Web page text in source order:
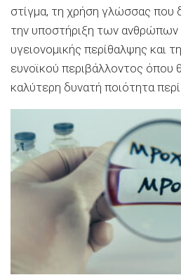
στίγμα, τη χρήση γλώσσας που
την υποστήριξη των ανθρώπων
υγειονομικής περίθαλψης και
ευνοϊκού περιβάλλοντος όπου
καλύτερη δυνατή ποιότητα